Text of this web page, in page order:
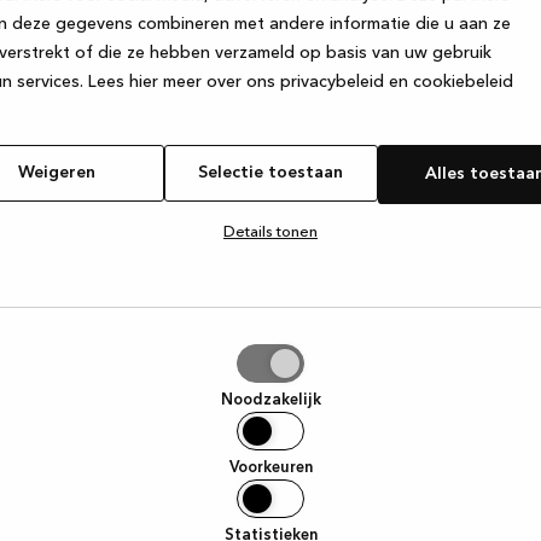
deze gegevens combineren met andere informatie die u aan ze
of die ze hebben verzameld op basis van uw gebruik
services. Lees hier meer over ons privacybeleid en cookiebeleid
Weigeren Selectie toestaan Alles
Details tonen
Noodzakelijk
Voorkeuren
Statistieken
has occurred while loadingwww.kvik.nl (see the